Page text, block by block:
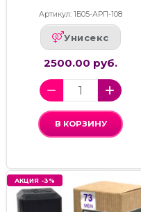
Артикул: 1Б05-АРП-108
Унисекс
2500.00 руб.
В КОРЗИНУ
АКЦИЯ -3%